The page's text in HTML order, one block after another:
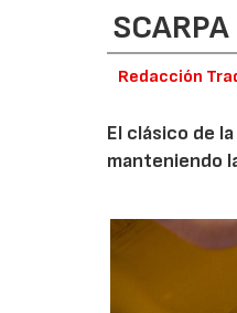
Redacción
El clásico de
manteniendo